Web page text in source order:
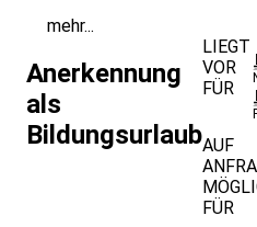
mehr...
Anerkennung
als
Bildungsurlaub
LIEGT
VOR
FÜR
AUF
FÜR